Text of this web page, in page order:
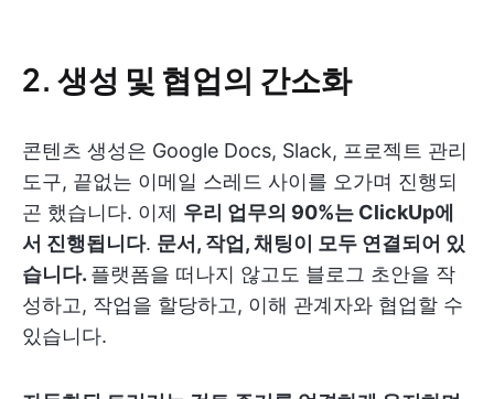
2. 생성 및 협업의 간소화
콘텐츠 생성은 Google Docs, Slack, 프로젝트 관리
도구, 끝없는 이메일 스레드 사이를 오가며 진행되
곤 했습니다. 이제 우리 업무의 90%는 ClickUp에
서 진행됩니다. 문서, 작업, 채팅이 모두 연결되어 있
습니다. 플랫폼을 떠나지 않고도 블로그 초안을 작
성하고, 작업을 할당하고, 이해 관계자와 협업할 수
있습니다.